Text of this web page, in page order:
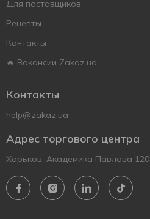
Для поставщиков
Рецепты
Контакты
🔥 Вакансии Zakaz.ua
Контакты
help@zakaz.ua
Адрес торгового центра
Харьков, Академика Павлова 120